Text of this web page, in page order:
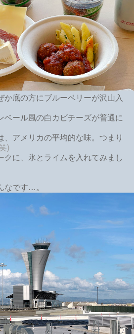
か底の方にブルーベリーが沢山入
ベール風の白カビチーズが普通に
、アメリカの平均的な味。つまり
)
クに、氷とライムを入れてみまし
なです…。